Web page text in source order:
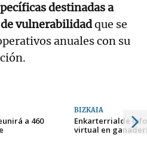
destinadas a
vulnerabilidadque se
anuales con su
a 460
BIZKAIA
Enkarterrialde
virtual en